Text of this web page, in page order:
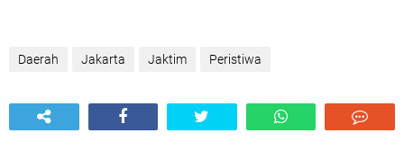
Daerah Jakarta Jaktim Peristiwa